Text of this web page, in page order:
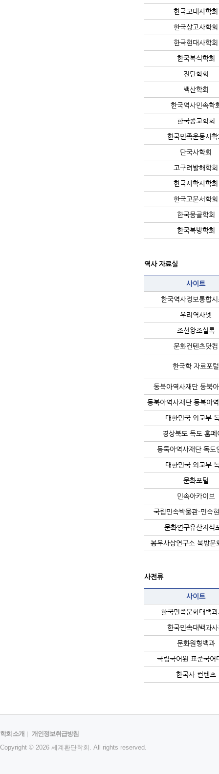
한국고대사학회
한국상고사학회
한국현대사학회
한국복식학회
진단학회
백산학회
한국역사민속학
한국종교학회
한국민족운동사
단국사학회
고구려발해학회
한국사학사학회
한국고문서학회
한국몽골학회
한국북방학회
역사 자료실
사이트
한국역사정보통합
우리역사넷
조선왕조실록
문화컨텐츠닷컴
한국학 자료포털
동북아역사재단 동북
동북아역사재단 동북아
대한민국 외교부
경상북도 독도 홈페
동둑아역사재단 독도
대한민국 외교부
문화포털
민속아카이브
국립민속박물관-민속
문화연구유산지식
봉우사상연구소 북방문
사전류
사이트
한국민족문화대백
한국민속대백과
문화원형백과
국립국어원 표준국어
한국사 컨텐츠
학회 소개 | 개인정보취급방침
Copyright © 2026 세계환단학회. All rights reserved.